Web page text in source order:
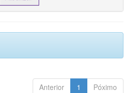
Anterior 1 Póximo